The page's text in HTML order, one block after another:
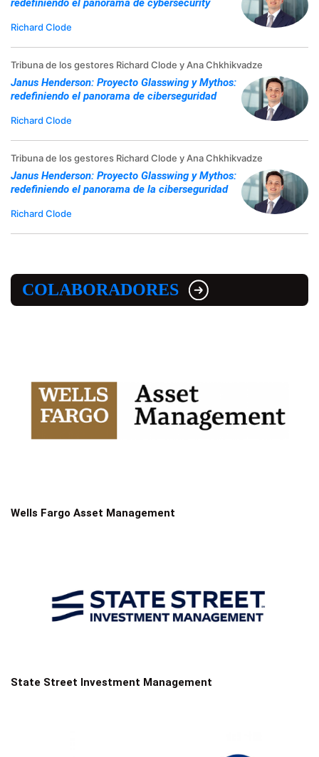
redefiniendo el panorama de cybersecurity
Richard Clode
Tribuna de los gestores Richard Clode y Ana Chkhikvadze
Janus Henderson: Proyecto Glasswing y Mythos:
redefiniendo el panorama de ciberseguridad
Richard Clode
Tribuna de los gestores Richard Clode y Ana Chkhikvadze
Janus Henderson: Proyecto Glasswing y Mythos:
redefiniendo el panorama de la ciberseguridad
Richard Clode
COLABORADORES
Wells Fargo Asset Management
State Street Investment Management